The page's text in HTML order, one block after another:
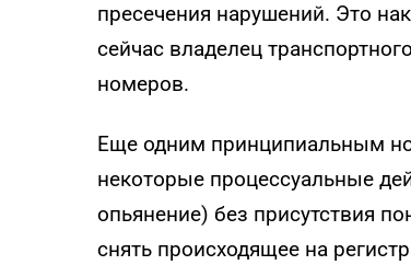
пресечения нарушений. Это
сейчас владелец
номеров.
Еще одним принципиальным
некоторые процессуальные
опьянение) без присутствия
снять происходящее на